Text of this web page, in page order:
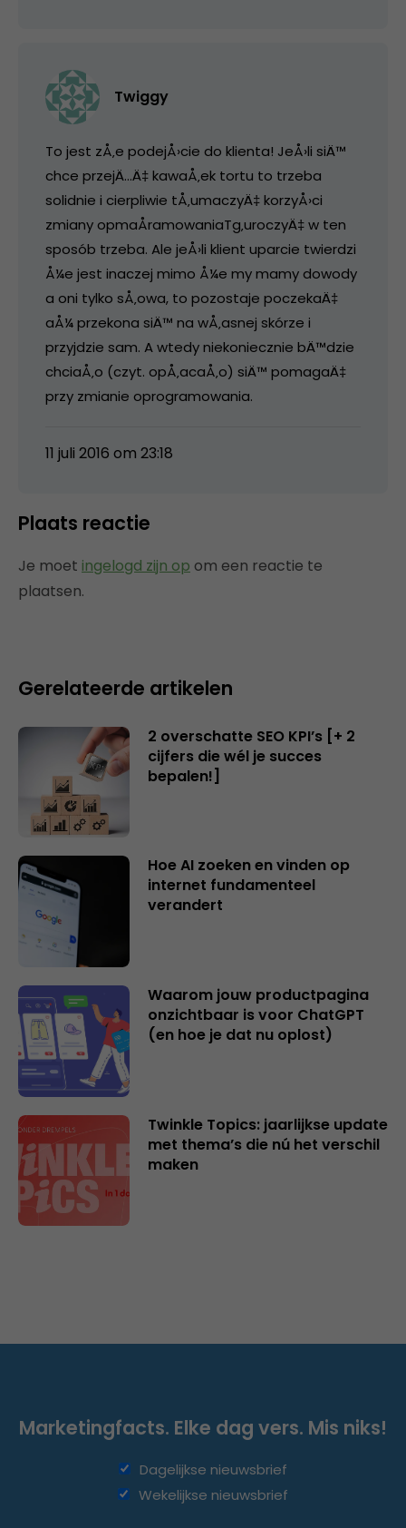
Twiggy
To jest zÅ‚e podejÅ›cie do klienta! JeÅ›li siÄ™
chce przejÄ…Ä‡ kawaÅ‚ek tortu to trzeba
solidnie i cierpliwie tÅ‚umaczyÄ‡ korzyÅ›ci
zmiany opmaÅramowaniaTg‚uroczyÄ‡ w ten
sposób trzeba. Ale jeÅ›li klient uparcie twierdzi
Å¼e jest inaczej mimo Å¼e my mamy dowody
a oni tylko sÅ‚owa, to pozostaje poczekaÄ‡
aÅ¼ przekona siÄ™ na wÅ‚asnej skórze i
przyjdzie sam. A wtedy niekoniecznie bÄ™dzie
chciaÅ‚o (czyt. opÅ‚acaÅ‚o) siÄ™ pomagaÄ‡
przy zmianie oprogramowania.
11 juli 2016 om 23:18
Plaats reactie
Je moet ingelogd zijn op om een reactie te
plaatsen.
Gerelateerde artikelen
2 overschatte SEO KPI’s [+ 2
cijfers die wél je succes
bepalen!]
Hoe AI zoeken en vinden op
internet fundamenteel
verandert
Waarom jouw productpagina
onzichtbaar is voor ChatGPT
(en hoe je dat nu oplost)
Twinkle Topics: jaarlijkse update
met thema’s die nú het verschil
maken
Marketingfacts. Elke dag vers. Mis niks!
Dagelijkse nieuwsbrief
Wekelijkse nieuwsbrief